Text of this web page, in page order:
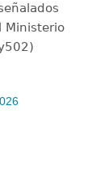
Ministerio